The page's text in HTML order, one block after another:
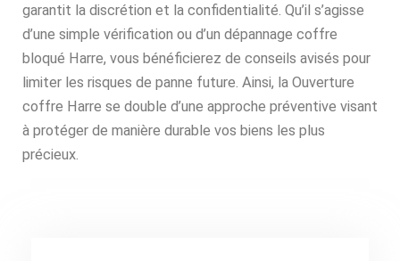
garantit la discrétion et la confidentialité. Qu’il s’agisse
d’une simple vérification ou d’un dépannage coffre
bloqué Harre, vous bénéficierez de conseils avisés pour
limiter les risques de panne future. Ainsi, la Ouverture
coffre Harre se double d’une approche préventive visant
à protéger de manière durable vos biens les plus
précieux.